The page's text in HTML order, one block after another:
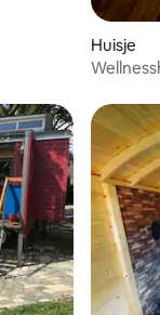
Huisje